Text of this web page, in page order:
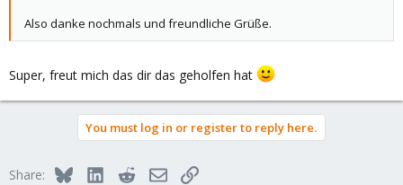
Also danke nochmals und freundliche Grüße.
Super, freut mich das dir das geholfen hat
You must log in or register to reply here.
Share: BlueskyLinkedInRedditEmailLink